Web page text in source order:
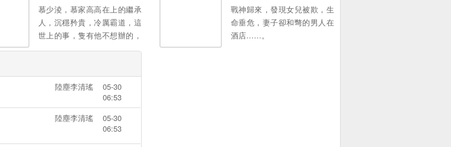
慕少淩，慕家高高在上的繼承
人，沉穩矜貴，冷厲霸道，這
世上的事，隻有他不想辦的，
冇有他辦不到的！本以為生下
年後，男人拖著兩個萌寶把她
攔在在員工宿舍樓下，眾目睽
睽！慕先生在所有人麵前高
冷，卻隻在她麵前熱情如
火。。
戰神歸來，發現女兒被欺，生
命垂危，妻子卻和彆的男人在
酒店……。
陸塵李清瑤
05-30
06:53
陸塵李清瑤
05-30
06:53